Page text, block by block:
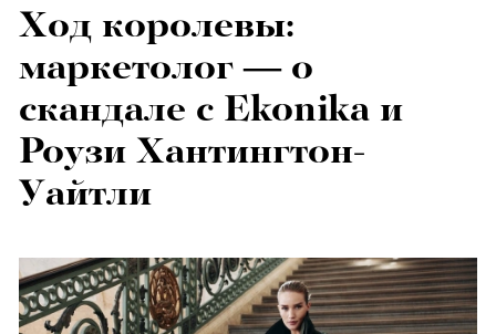
Ход королевы:
маркетолог — о
скандале с Ekonika и
Роузи Хантингтон-
Уайтли